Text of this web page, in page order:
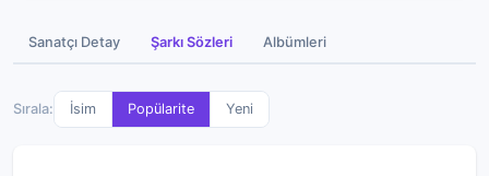
Sanatçı Detay Şarkı Sözleri Albümleri
Sırala: İsim Popülarite Yeni